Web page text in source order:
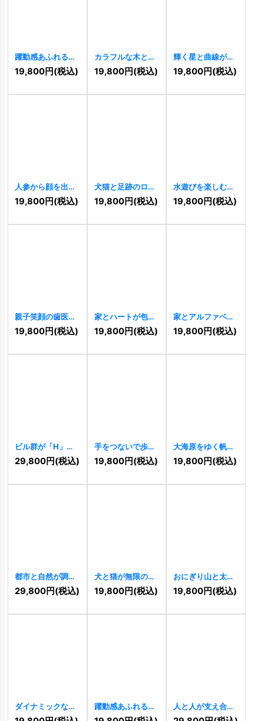
躍動感あふれる曲
線が描く「S」の
ロゴ 11452]
19,800円(税込)
カラフルな木と風
船の楽しげなロゴ
11449 ]
19,800円(税込)
輝く星と曲線が織
りなす未来的なロ
ゴ [ 11450 ]
19,800円(税込)
人参から顔を出す
うさぎのキュート
なロゴ [ 11445]
19,800円(税込)
犬猫と足跡のロゴ
[11446]
19,800円(税込)
水遊びを楽しむ可
愛い柴犬のロゴ
11443 ]
19,800円(税込)
親子笑顔の歯医者
ロゴ[11440]
19,800円(税込)
家とハートが包む
幸せな親子のロゴ
11437 ]
19,800円(税込)
家とアルファベッ
ト「A」を組み合
わせた不動産ロゴ
19,800円(税込)
ビル群が「H」を
描く先進的な不動
産建築ロゴ
29,800円(税込)
手をつないで歩く
親子の温かいロゴ
11433 ]
19,800円(税込)
大海原をゆく帆船
と太陽の航海ロゴ
11430 ]
19,800円(税込)
都市と自然が調和
する不動産建築ロ
[11428 ]
29,800円(税込)
犬と猫が無限の絆
で結ばれたペット
ロゴ 11426]
19,800円(税込)
おにぎり山と太陽
の食卓ロゴ
11416 ]
19,800円(税込)
ダイナミックな軌
道を描く「K」ま
躍動感あふれる人
と軌道の先進的ロ
人と人が支え合う
「AT」のコミュニ